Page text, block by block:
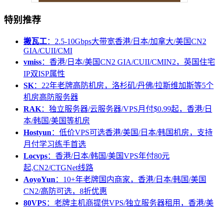
特别推荐
搬瓦工：2.5-10Gbps大带宽香港/日本/加拿大/美国CN2
GIA/CUII/CMI
vmiss：香港/日本/美国CN2 GIA/CUII/CMIN2，英国住宅
IP双ISP属性
SK：22年老牌高防机房，洛杉矶/丹佛/拉斯维加斯等5个
机房高防服务器
RAK：独立服务器/云服务器/VPS月付$0.99起，香港/日
本/韩国/美国等机房
Hostyun ：低价VPS可选香港/美国/日本/韩国机房，支持
月付学习练手首选
Locvps：香港/日本/韩国/美国VPS年付80元
起,CN2/CTGNet线路
AoyoYun ：10+年老牌国内商家，香港/日本/韩国/美国
CN2/高防可选，8折优惠
80VPS：老牌主机商提供VPS/独立服务器租用，香港/美